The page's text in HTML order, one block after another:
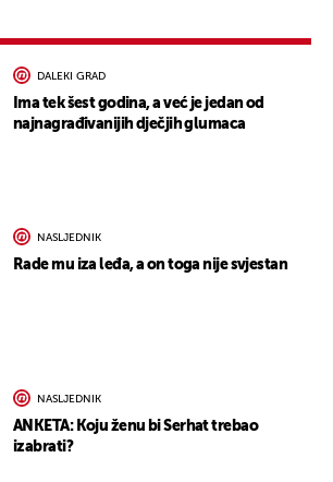
DALEKI GRAD
Ima tek šest godina, a već je jedan od
najnagrađivanijih dječjih glumaca
NASLJEDNIK
Rade mu iza leđa, a on toga nije svjestan
NASLJEDNIK
ANKETA: Koju ženu bi Serhat trebao
izabrati?